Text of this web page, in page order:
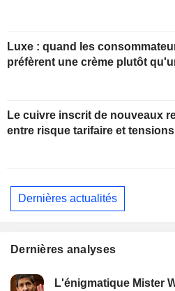
Luxe : quand les
préfèrent une crème plutôt
Le cuivre inscrit de nouveaux
entre risque tarifaire et
Dernières actualités
Dernières analyses
L'énigmatique Mister